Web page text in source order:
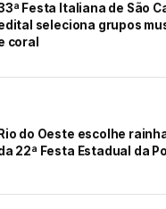
Festa Italiana de São
seleciona grupos
coral
Rio do Oeste escolhe
22ª Festa Estadual da